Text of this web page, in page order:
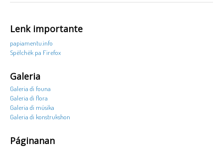
Lenk importante
papiamentu.info
Spèlchèk pa Firefox
Galeria
Galeria di founa
Galeria di flora
Galeria di músika
Galeria di konstrukshon
Páginanan